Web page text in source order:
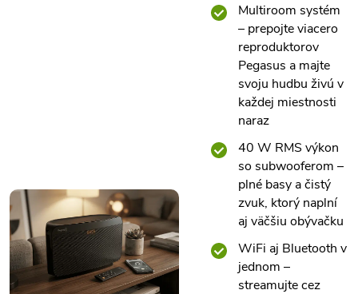
Multiroom systém
– prepojte viacero
reproduktorov
Pegasus a majte
svoju hudbu živú v
každej miestnosti
naraz
40 W RMS výkon
so subwooferom –
plné basy a čistý
zvuk, ktorý naplní
aj väčšiu obývačku
WiFi aj Bluetooth v
jednom –
streamujte cez